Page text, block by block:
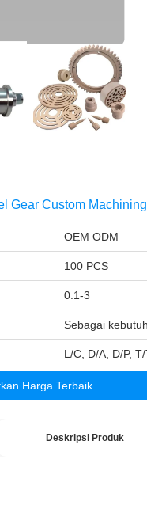
Gear Custom
OEM ODM
100 PCS
0.1-3
Sebagai
L/C, D/A, D/P,
Harga Terbaik
Deskripsi Produk